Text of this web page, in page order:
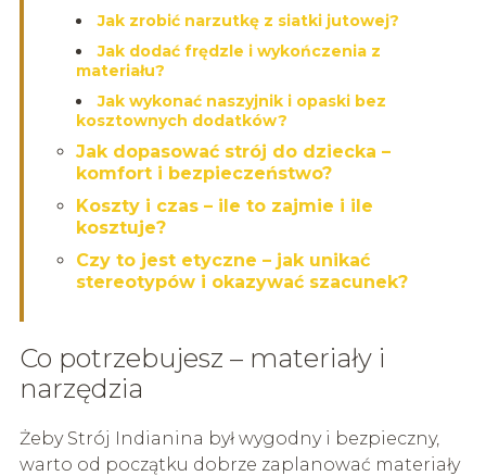
Jak zrobić narzutkę z siatki jutowej?
Jak dodać frędzle i wykończenia z
materiału?
Jak wykonać naszyjnik i opaski bez
kosztownych dodatków?
Jak dopasować strój do dziecka –
komfort i bezpieczeństwo?
Koszty i czas – ile to zajmie i ile
kosztuje?
Czy to jest etyczne – jak unikać
stereotypów i okazywać szacunek?
Co potrzebujesz – materiały i
narzędzia
Żeby Strój Indianina był wygodny i bezpieczny,
warto od początku dobrze zaplanować materiały